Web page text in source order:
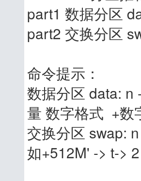
part1 数据分区
part2 交换分区
命令提示：
数据分区 data: n
量 数字格式 +数
交换分区 swap:
如+512M' -> t->